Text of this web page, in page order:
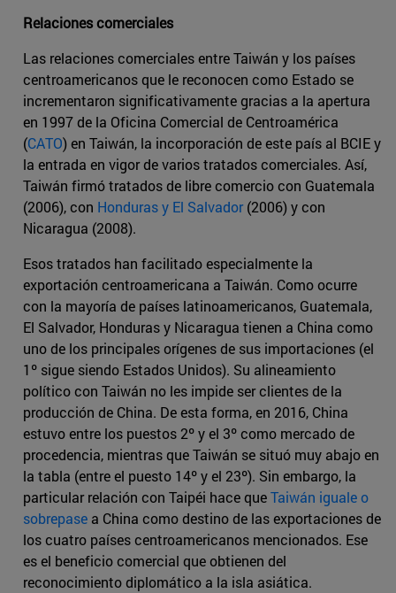
Relaciones comerciales
Las relaciones comerciales entre Taiwán y los países
centroamericanos que le reconocen como Estado se
incrementaron significativamente gracias a la apertura
en 1997 de la Oficina Comercial de Centroamérica
(CATO) en Taiwán, la incorporación de este país al BCIE y
la entrada en vigor de varios tratados comerciales. Así,
Taiwán firmó tratados de libre comercio con Guatemala
(2006), con Honduras y El Salvador(2006) y con
Nicaragua (2008).
Esos tratados han facilitado especialmente la
exportación centroamericana a Taiwán. Como ocurre
con la mayoría de países latinoamericanos, Guatemala,
El Salvador, Honduras y Nicaragua tienen a China como
uno de los principales orígenes de sus importaciones (el
1º sigue siendo Estados Unidos). Su alineamiento
político con Taiwán no les impide ser clientes de la
producción de China. De esta forma, en 2016, China
estuvo entre los puestos 2º y el 3º como mercado de
procedencia, mientras que Taiwán se situó muy abajo en
la tabla (entre el puesto 14º y el 23º). Sin embargo, la
particular relación con Taipéi hace queTaiwán iguale o
sobrepase a China como destino de las exportaciones de
los cuatro países centroamericanos mencionados. Ese
es el beneficio comercial que obtienen del
reconocimiento diplomático a la isla asiática.